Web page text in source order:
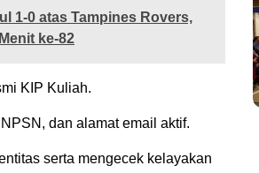
1-0 atas Tampines Rovers,
ke-82
KIP Kuliah.
dan alamat email aktif.
serta mengecek kelayakan